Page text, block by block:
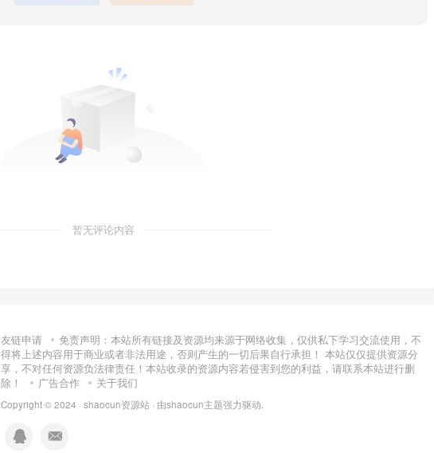
暂无评论内容
友链申请
免责声明：本站所有链接及资源均来源于网络收集，仅供私下学习交流使用，不
得将上述内容用于商业或者非法用途，否则产生的一切后果自行承担！ 本站仅仅提供资源分
享，不对任何资源负法律责任！本站收录的资源内容若侵害到您的利益，请联系本站进行删
除！
广告合作 关于我们
Copyright © 2024 · shaocun资源站 · 由shaocun主题强力驱动.